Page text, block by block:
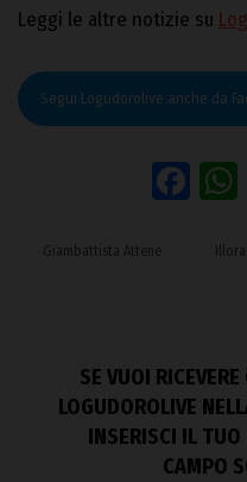
Leggi le altre notizie su
Segui Logudorolive anche da
Giambattista Attene Illorai
SE VUOI
LOGUDOROLIVE
INSERISCI IL
CAMPO